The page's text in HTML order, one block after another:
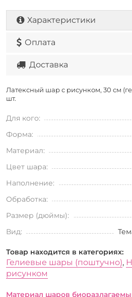
Характеристики
Оплата
Доставка
Латексный шар с рисунком, 30 см
шт.
Для кого:
Форма:
Материал:
Цвет шара:
Наполнение:
Обработка:
Размер (дюймы):
Вид:
Товар находится в категориях:
Гелиевые шары (поштучно),
рисунком
Материал шаров